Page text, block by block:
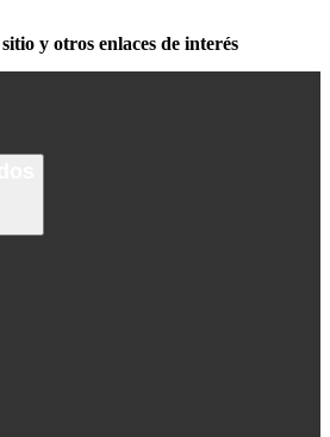
y otros enlaces de interés